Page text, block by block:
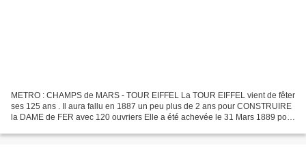
METRO : CHAMPS de MARS - TOUR EIFFEL La TOUR EIFFEL vient de fêter
ses 125 ans . Il aura fallu en 1887 un peu plus de 2 ans pour CONSTRUIRE
la DAME de FER avec 120 ouvriers Elle a été achevée le 31 Mars 1889 pour